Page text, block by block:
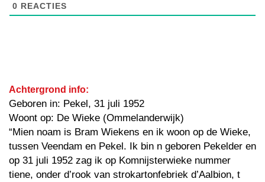
0 REACTIES
Achtergrond info:
Geboren in: Pekel, 31 juli 1952
Woont op: De Wieke (Ommelanderwijk)
“Mien noam is Bram Wiekens en ik woon op de Wieke,
tussen Veendam en Pekel. Ik bin n geboren Pekelder en
op 31 juli 1952 zag ik op Komnijsterwieke nummer
tiene, onder d’rook van strokartonfebriek d’Aalbion, t